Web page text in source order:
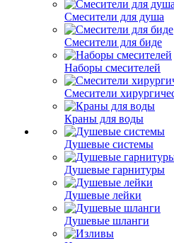
Смесители для душа
Смесители для биде
Наборы смесителей
Смесители
Краны для воды
Душевые системы
Душевые гарнитуры
Душевые лейки
Душевые шланги